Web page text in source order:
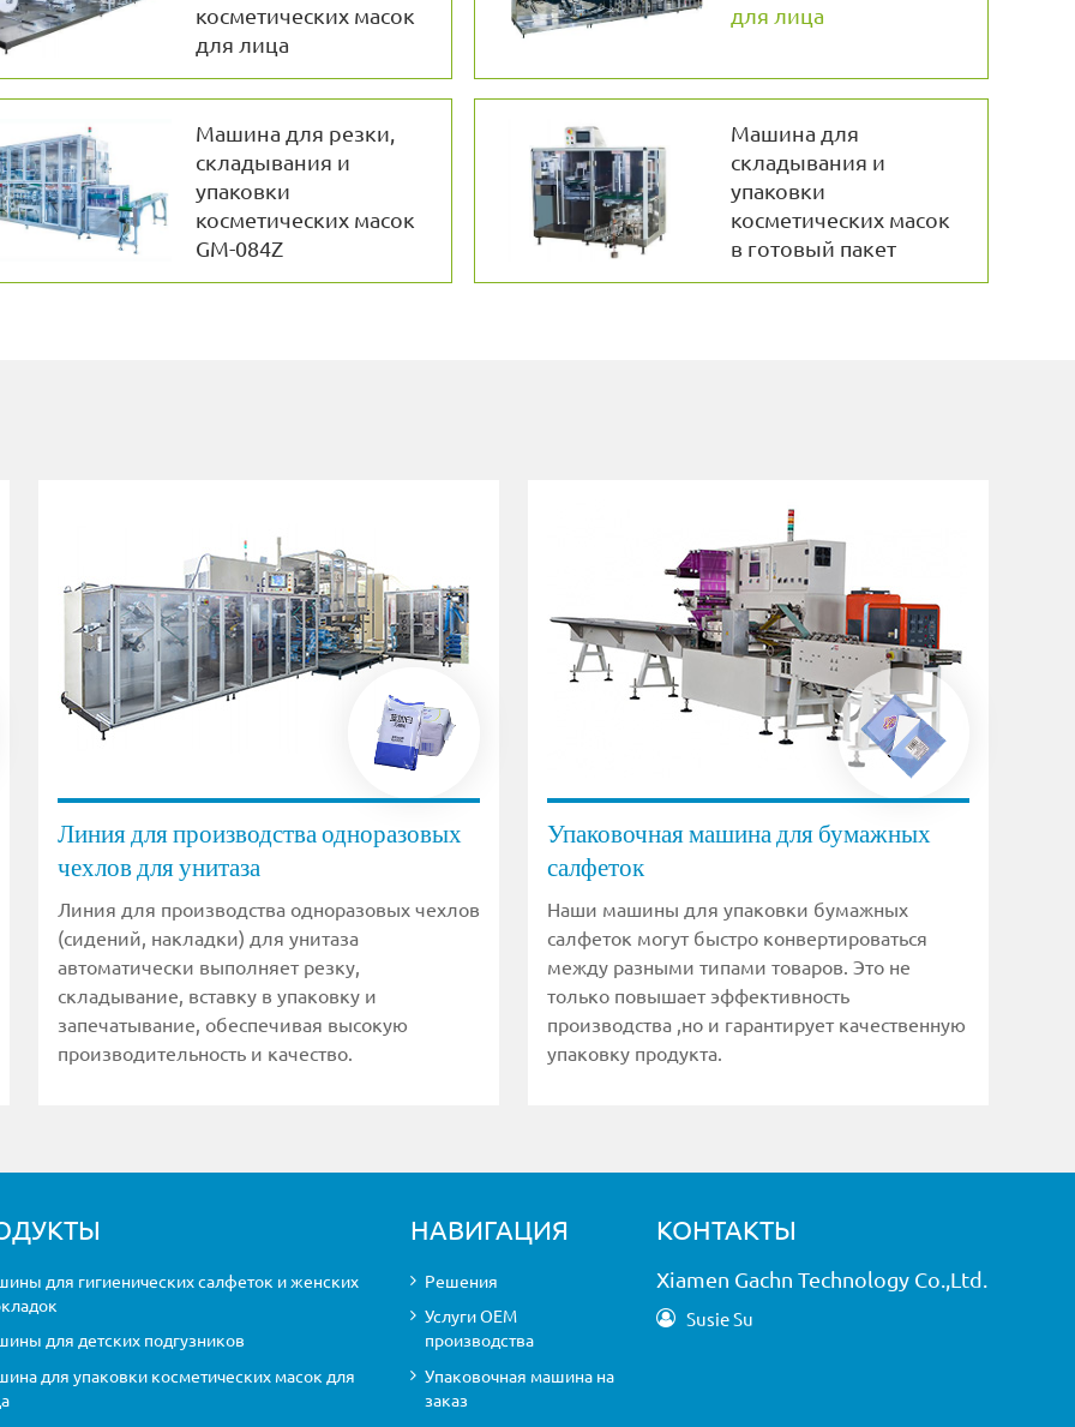
косметических масок
для лица
для лица
Машина для резки,
складывания и
упаковки
косметических масок
GM-084Z
Машина для
складывания и
упаковки
косметических масок
в готовый пакет
Линия для производства одноразовых
чехлов для унитаза
Линия для производства одноразовых чехлов
(сидений, накладки) для унитаза
автоматически выполняет резку,
складывание, вставку в упаковку и
запечатывание, обеспечивая высокую
производительность и качество.
Упаковочная машина для бумажных
салфеток
Наши машины для упаковки бумажных
салфеток могут быстро конвертироваться
между разными типами товаров. Это не
только повышает эффективность
производства ,но и гарантирует качественную
упаковку продукта.
для гигиенических салфеток и женских
для детских подгузников
для упаковки косметических масок для
НАВИГАЦИЯ
Решения
Услуги OEM
производства
Упаковочная машина на
заказ
КОНТАКТЫ
Xiamen Gachn Technology Co.,Ltd.
Susie Su